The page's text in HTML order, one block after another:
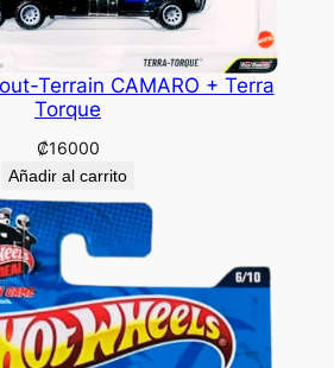
Terrain CAMARO + Terra
Torque
₡16000
Añadir al carrito